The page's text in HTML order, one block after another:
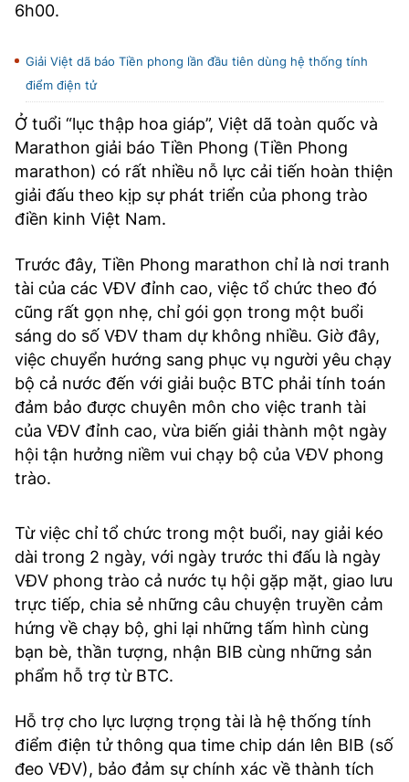
6h00.
Giải Việt dã báo Tiền phong lần đầu tiên dùng hệ thống tính
điểm điện tử
Ở tuổi “lục thập hoa giáp”, Việt dã toàn quốc và
Marathon giải báo Tiền Phong (Tiền Phong
marathon) có rất nhiều nỗ lực cải tiến hoàn thiện
giải đấu theo kịp sự phát triển của phong trào
điền kinh Việt Nam.
Trước đây, Tiền Phong marathon chỉ là nơi tranh
tài của các VĐV đỉnh cao, việc tổ chức theo đó
cũng rất gọn nhẹ, chỉ gói gọn trong một buổi
sáng do số VĐV tham dự không nhiều. Giờ đây,
việc chuyển hướng sang phục vụ người yêu chạy
bộ cả nước đến với giải buộc BTC phải tính toán
đảm bảo được chuyên môn cho việc tranh tài
của VĐV đỉnh cao, vừa biến giải thành một ngày
hội tận hưởng niềm vui chạy bộ của VĐV phong
trào.
Từ việc chỉ tổ chức trong một buổi, nay giải kéo
dài trong 2 ngày, với ngày trước thi đấu là ngày
VĐV phong trào cả nước tụ hội gặp mặt, giao lưu
trực tiếp, chia sẻ những câu chuyện truyền cảm
hứng về chạy bộ, ghi lại những tấm hình cùng
bạn bè, thần tượng, nhận BIB cùng những sản
phẩm hỗ trợ từ BTC.
Hỗ trợ cho lực lượng trọng tài là hệ thống tính
điểm điện tử thông qua time chip dán lên BIB (số
đeo VĐV), bảo đảm sự chính xác về thành tích